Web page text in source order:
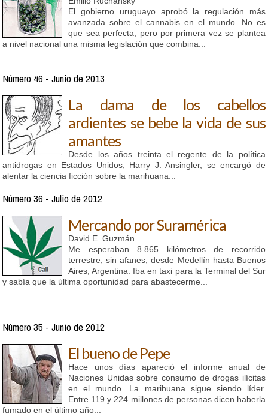
El gobierno uruguayo aprobó la regulación más
avanzada sobre el cannabis en el mundo. No es
que sea perfecta, pero por primera vez se plantea
a nivel nacional una misma legislación que combina...
Número 46 - Junio de 2013
La dama de los cabellos
ardientes se bebe la vida de sus
amantes
Desde los años treinta el regente de la política
antidrogas en Estados Unidos, Harry J. Ansingler, se encargó de
alentar la ciencia ficción sobre la marihuana...
Número 36 - Julio de 2012
Mercando por Suramérica
David E. Guzmán
Me esperaban 8.865 kilómetros de recorrido
terrestre, sin afanes, desde Medellín hasta Buenos
Aires, Argentina. Iba en taxi para la Terminal del Sur
y sabía que la última oportunidad para abastecerme...
Número 35 - Junio de 2012
El bueno de Pepe
Hace unos días apareció el informe anual de
Naciones Unidas sobre consumo de drogas ilícitas
en el mundo. La marihuana sigue siendo líder.
Entre 119 y 224 millones de personas dicen haberla
fumado en el último año...